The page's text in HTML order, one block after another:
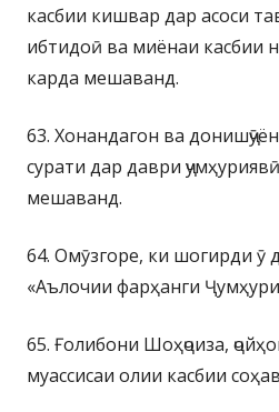
касбии кишвар дар асоси
ибтидоӣ ва миёнаи касбии
карда мешаванд.
63. Хонандагон ва
сурати дар даври
мешаванд.
64. Омӯзгоре, ки шогирди ӯ
«Аълочии фарҳанги
65. Ғолибони Шоҳҷоиза,
муассисаи олии касбии